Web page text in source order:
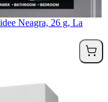
Neagra, 26 g, La